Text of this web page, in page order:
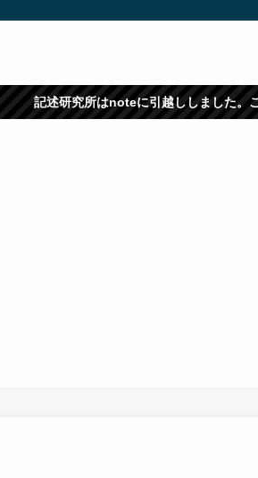
記述研究所はnoteに引越ししました。